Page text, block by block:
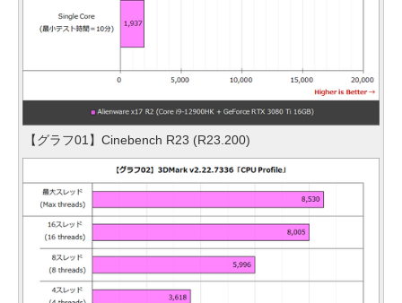
【グラフ01】Cinebench R23 (R23.200)